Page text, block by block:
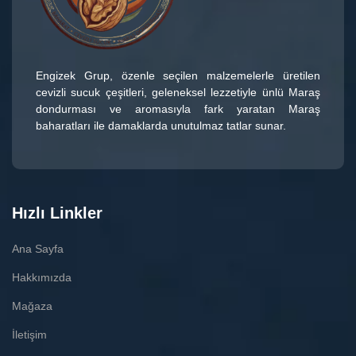
Engizek Grup, özenle seçilen malzemelerle üretilen
cevizli sucuk çeşitleri, geleneksel lezzetiyle ünlü Maraş
dondurması ve aromasıyla fark yaratan Maraş
baharatları ile damaklarda unutulmaz tatlar sunar.
Hızlı Linkler
Ana Sayfa
Hakkımızda
Mağaza
İletişim